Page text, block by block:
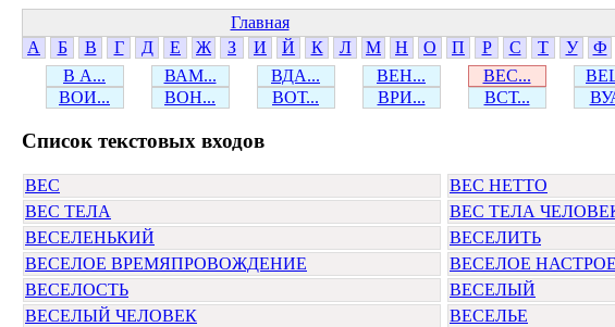
Главная
А
Б В Г Д Е Ж З И Й К Л М Н О П Р С Т У Ф
В А...
ВАМ... ВДА... ВЕН... ВЕС...
ВОИ...
ВОН... ВОТ... ВРИ... ВСТ...
Cписок текстовых входов
ВЕС ВЕС НЕТТО
ВЕС ТЕЛА
ВЕС ТЕЛА
ВЕСЕЛЕНЬКИЙ
ВЕСЕЛИТЬ
ВЕСЕЛОЕ ВРЕМЯПРОВОЖДЕНИЕ
ВЕСЕЛОЕ
ВЕСЕЛОСТЬ
ВЕСЕЛЫЙ
ВЕСЕЛЫЙ ЧЕЛОВЕК
ВЕСЕЛЬЕ